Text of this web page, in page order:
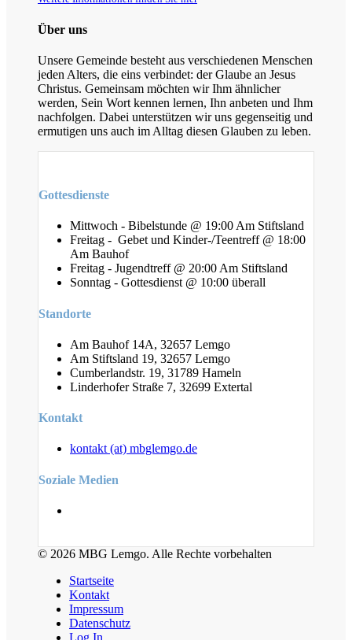
Über uns
Unsere Gemeinde besteht aus verschiedenen Menschen
jeden Alters, die eins verbindet: der Glaube an Jesus
Christus. Gemeinsam möchten wir Ihm ähnlicher
werden, Sein Wort kennen lernen, Ihn anbeten und Ihm
nachfolgen. Dabei unterstützen wir uns gegenseitig und
ermutigen uns auch im Alltag diesen Glauben zu leben.
Gottesdienste
Mittwoch - Bibelstunde @ 19:00 Am Stiftsland
Freitag - Gebet und Kinder-/Teentreff @ 18:00
Am Bauhof
Freitag - Jugendtreff @ 20:00 Am Stiftsland
Sonntag - Gottesdienst @ 10:00 überall
Standorte
Am Bauhof 14A, 32657 Lemgo
Am Stiftsland 19, 32657 Lemgo
Cumberlandstr. 19, 31789 Hameln
Linderhofer Straße 7, 32699 Extertal
Kontakt
kontakt (at) mbglemgo.de
Soziale Medien
© 2026 MBG Lemgo. Alle Rechte vorbehalten
Startseite
Kontakt
Impressum
Datenschutz
Log In